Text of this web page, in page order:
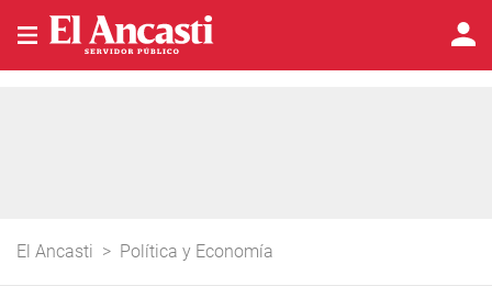
El Ancasti > Política y Economía